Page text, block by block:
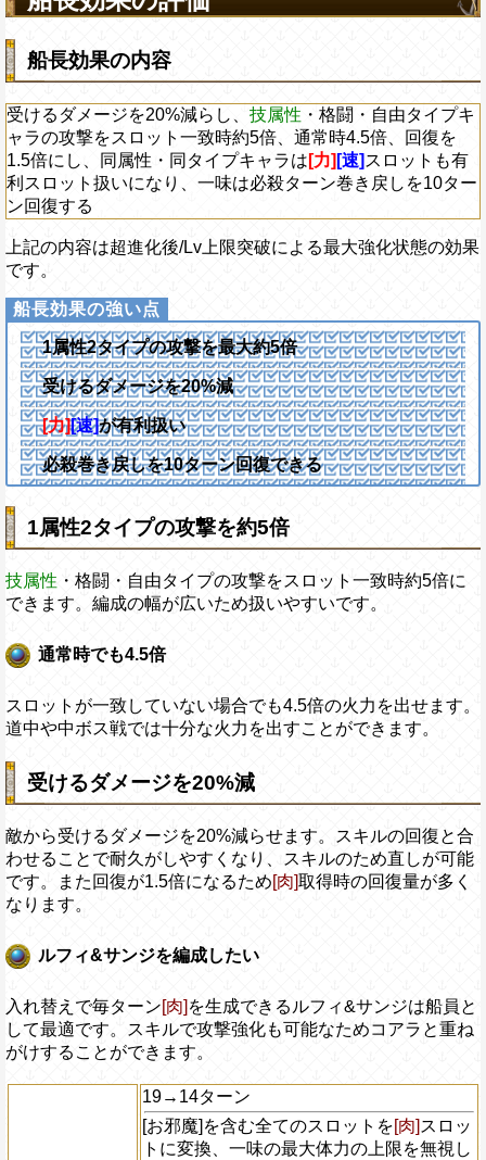
船長効果の内容
受けるダメージを20%減らし、 技属性 ・格闘・自由タイプキ
ャラの攻撃をスロット一致時約5倍、通常時4.5倍、回復を
1.5倍にし、同属性・同タイプキャラは [力] [速] スロットも有
利スロット扱いになり、一味は必殺ターン巻き戻しを10ター
ン回復する
上記の内容は超進化後/Lv上限突破による最大強化状態の効果
です。
1属性2タイプの攻撃を最大約5倍
受けるダメージを20%減
[力][速]が有利扱い
必殺巻き戻しを10ターン回復できる
1属性2タイプの攻撃を約5倍
技属性 ・格闘・自由タイプの攻撃をスロット一致時約5倍に
できます。編成の幅が広いため扱いやすいです。
通常時でも4.5倍
スロットが一致していない場合でも4.5倍の火力を出せます。
道中や中ボス戦では十分な火力を出すことができます。
受けるダメージを20%減
敵から受けるダメージを20%減らせます。スキルの回復と合
わせることで耐久がしやすくなり、スキルのため直しが可能
です。また回復が1.5倍になるため[肉]取得時の回復量が多く
なります。
ルフィ&サンジを編成したい
入れ替えで毎ターン[肉] を生成できるルフィ&サンジは船員と
して最適です。スキルで攻撃強化も可能なためコアラと重ね
がけすることができます。
19→14ターン
[お邪魔]を含む全てのスロットを[肉]スロッ
トに変換、一味の最大体力の上限を無視し